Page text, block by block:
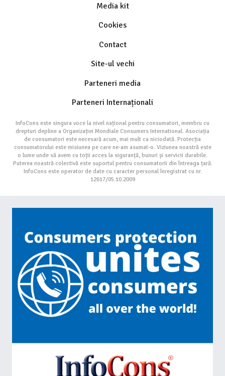
Media kit
Cookies
Contact
Site-ul vechi
Parteneri media
Parteneri Internaționali
InfoCons este singura voce la nivel național pentru consumatori, membru cu
drepturi depline a Organizației Mondiale Consumers International. Asociația
de consumatori este necesară acum, mai mult ca niciodată. Protecția
consumatorului este misiunea pe care ne-am asumat-o. Viziunea noastră este
o lume unde să avem cu toții acces la siguranță, bunuri și servicii durabile.
Puterea noastră colectivă este suportul pentru consumatorii din întreaga țară.
InfoCons este operator de date cu caracter personal înregistrat cu nr.
12617/05.10.2009